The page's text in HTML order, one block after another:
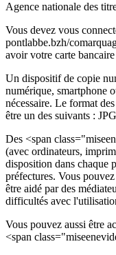
Agence nationale des
Vous devez vous
pontlabbe.bzh/
avoir votre carte
Un dispositif de copie
numérique, smartphone
nécessaire. Le format
être un des suivants :
Des <span
(avec ordinateurs,
disposition dans chaque
préfectures. Vous
être aidé par des
difficultés avec
Vous pouvez aussi être
<span